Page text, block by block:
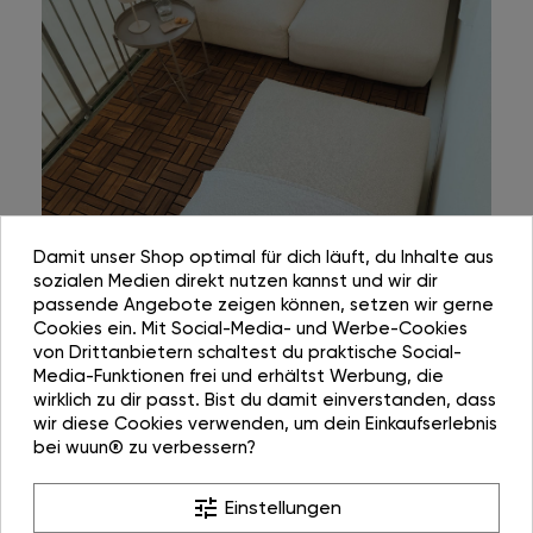
Damit unser Shop optimal für dich läuft, du Inhalte aus
sozialen Medien direkt nutzen kannst und wir dir
passende Angebote zeigen können, setzen wir gerne
Cookies ein. Mit Social-Media- und Werbe-Cookies
von Drittanbietern schaltest du praktische Social-
Media-Funktionen frei und erhältst Werbung, die
wirklich zu dir passt. Bist du damit einverstanden, dass
wir diese Cookies verwenden, um dein Einkaufserlebnis
bei wuun® zu verbessern?
tune Einstellungen